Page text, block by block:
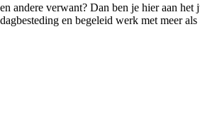
andere verwant? Dan ben je hier aan
en begeleid werk met meer